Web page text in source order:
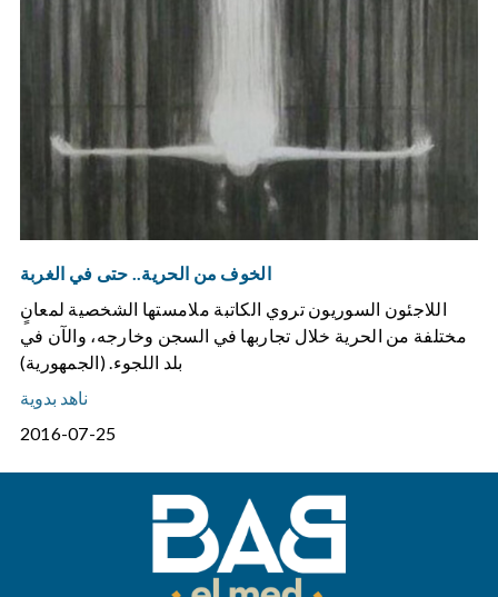
الخوف من الحرية.. حتى في الغربة
اللاجئون السوريون تروي الكاتبة ملامستها الشخصية لمعانٍ
مختلفة من الحرية خلال تجاربها في السجن وخارجه، والآن في
بلد اللجوء. (الجمهورية)
ناهد بدوية
2016-07-25